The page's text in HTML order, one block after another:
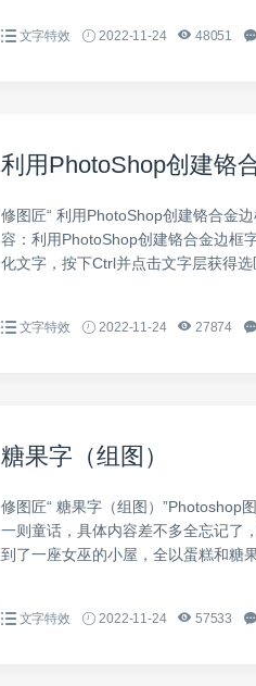
文字特效 2022-11-24 48051
利用PhotoShop创建铬
修图匠“ 利用PhotoShop创建铬合金
容：利用PhotoShop创建铬合金边框
化文字，按下Ctrl并点击文字层获得选
文字特效 2022-11-24 27874
糖果字（组图）
修图匠“ 糖果字（组图）”Photoshop
一则童话，具体内容差不多全忘记了
到了一座女巫的小屋，全以蛋糕和糖
文字特效 2022-11-24 57533